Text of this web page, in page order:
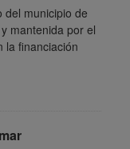
del municipio de
mantenida por el
la financiación